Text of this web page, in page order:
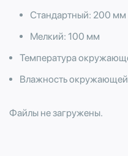
Стандартный: 200 мм
​Мелкий: 100 мм
Температура
Влажность
Файлы не загружены.